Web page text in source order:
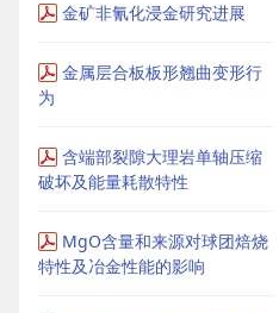
金矿非氰化浸金研究进展
金属层合板板形翘曲变形行
为
含端部裂隙大理岩单轴压缩
破坏及能量耗散特性
MgO含量和来源对球团焙烧
特性及冶金性能的影响